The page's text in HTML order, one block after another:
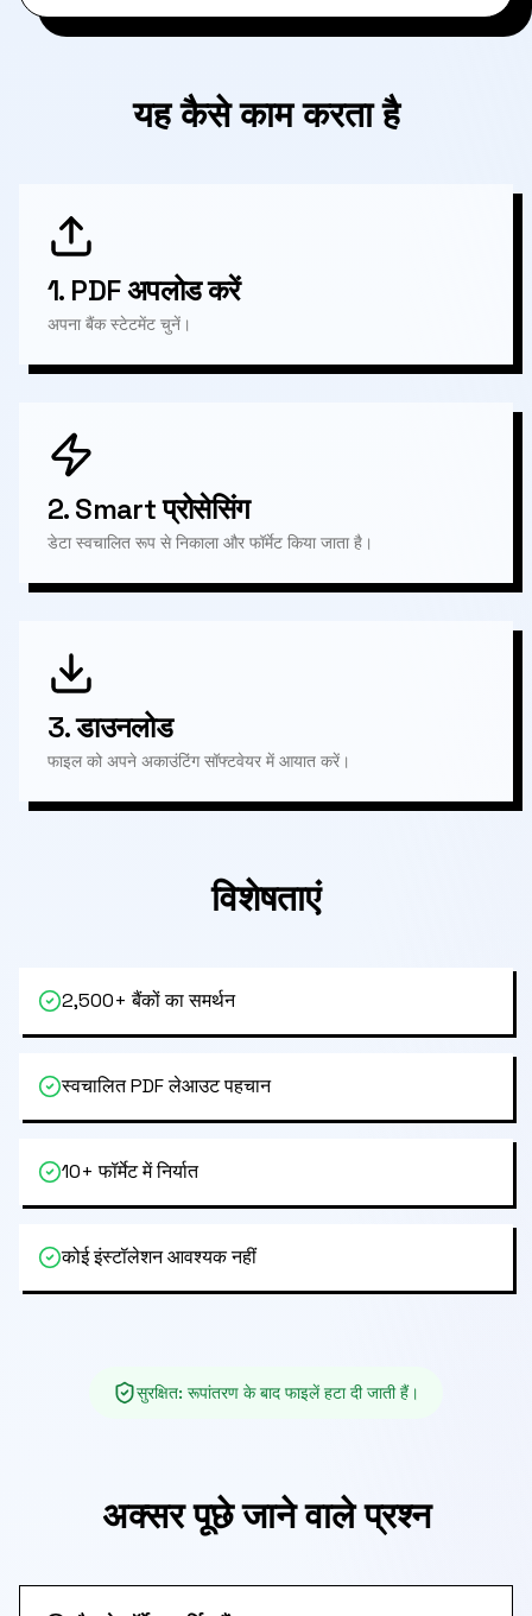
यह कैसे काम करता है
1. PDF अपलोड करें
अपना बैंक स्टेटमेंट चुनें।
2.Smart प्रोसेसिंग
डेटा स्वचालित रूप से निकाला और फॉर्मेट किया जाता है।
3.डाउनलोड
फाइल को अपने अकाउंटिंग सॉफ्टवेयर में आयात करें।
विशेषताएं
2,500+ बैंकों का समर्थन
स्वचालित PDF लेआउट पहचान
10+ फॉर्मेट में निर्यात
कोई इंस्टॉलेशन आवश्यक नहीं
सुरक्षित: रूपांतरण के बाद फाइलें हटा दी जाती हैं।
अक्सर पूछे जाने वाले प्रश्न